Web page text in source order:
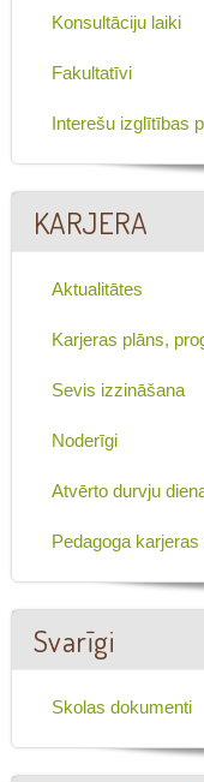
Konsultāciju laiki
Fakultatīvi
Interešu izglītības
KARJERA
Aktualitātes
Karjeras plāns,
Sevis izzināšana
Noderīgi
Atvērto durvju
Pedagoga
Svarīgi
Skolas dokumenti